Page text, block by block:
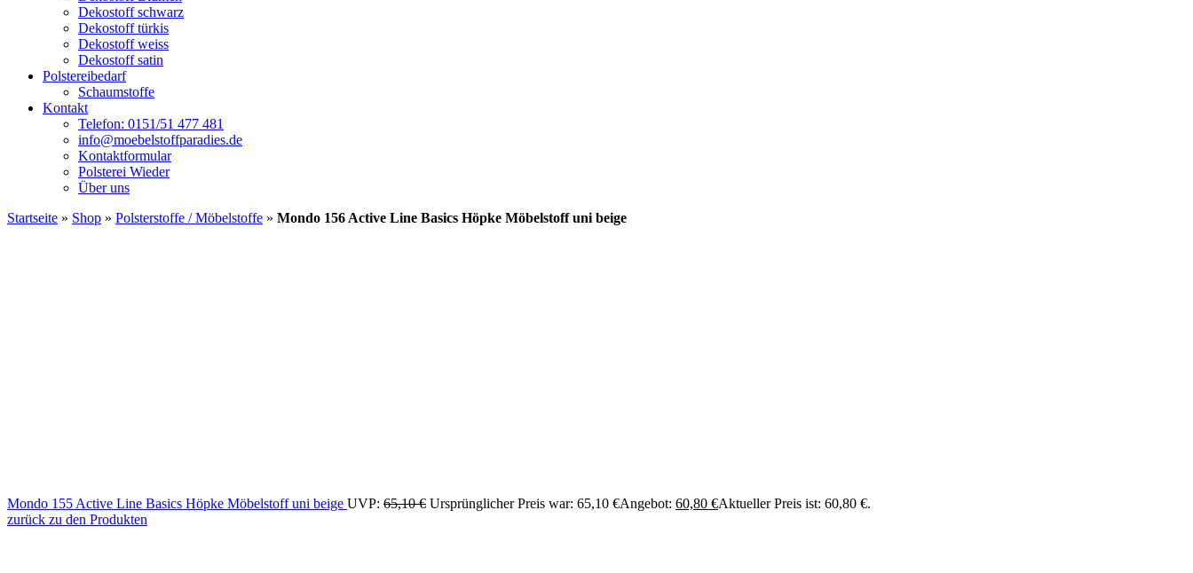
Dekostoff schwarz
Dekostoff türkis
Dekostoff weiss
Dekostoff satin
Polstereibedarf
Schaumstoffe
Kontakt
Telefon: 0151/51 477 481
info@moebelstoffparadies.de
Kontaktformular
Polsterei Wieder
Über uns
Startseite » Shop » Polsterstoffe / Möbelstoffe » Mondo 156 Active Line Basics Höpke Möbelstoff uni beige
Mondo 155 Active Line Basics Höpke Möbelstoff uni beige UVP: 65,10€ Ursprünglicher Preis war: 65,10 €Angebot: 60,80 €Aktueller Preis ist: 60,80 €.
zurück zu den Produkten